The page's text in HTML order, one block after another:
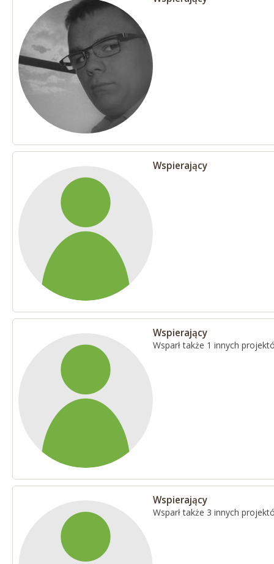
Wspierający
Wspierający
Wsparł także 1 innych
Wspierający
Wsparł także 3 innych